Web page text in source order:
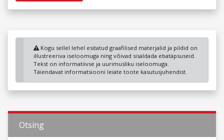
Kogu sellel lehel esitatud graafilised materjalid ja pildid on
illustreeriva iseloomuga ning võivad sisaldada ebatäpsuseid.
Tekst on informatiivse ja uurimusliku iseloomuga.
Täiendavat informatsiooni leiate toote kasutusjuhendist.
Otsing